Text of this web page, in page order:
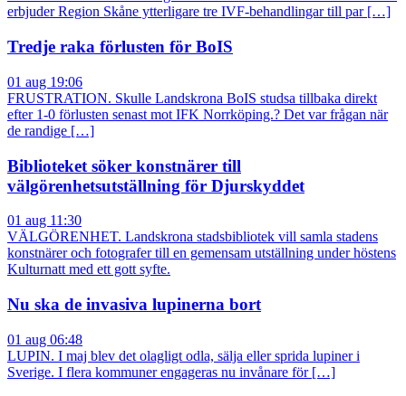
erbjuder Region Skåne ytterligare tre IVF-behandlingar till par […]
Tredje raka förlusten för BoIS
01 aug 19:06
FRUSTRATION. Skulle Landskrona BoIS studsa tillbaka direkt
efter 1-0 förlusten senast mot IFK Norrköping.? Det var frågan när
de randige […]
Biblioteket söker konstnärer till
välgörenhetsutställning för Djurskyddet
01 aug 11:30
VÄLGÖRENHET. Landskrona stadsbibliotek vill samla stadens
konstnärer och fotografer till en gemensam utställning under höstens
Kulturnatt med ett gott syfte.
Nu ska de invasiva lupinerna bort
01 aug 06:48
LUPIN. I maj blev det olagligt odla, sälja eller sprida lupiner i
Sverige. I flera kommuner engageras nu invånare för […]